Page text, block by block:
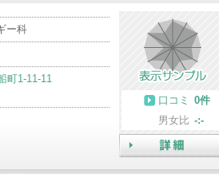
ー科
町1-11-11
口コミ
0件
男女比 -:-